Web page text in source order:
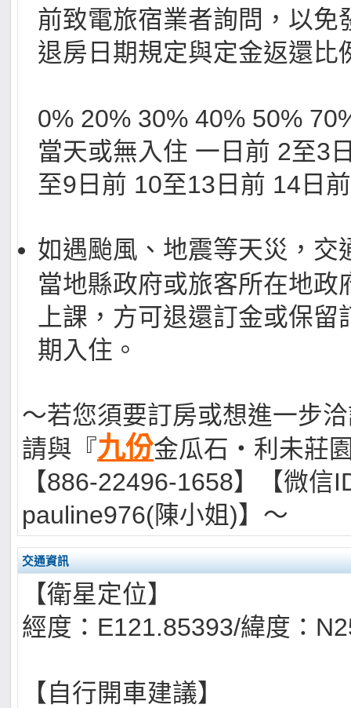
前致電旅宿業者詢問，以免
退房日期規定與定金返還比
0% 20% 30% 40% 50%
當天或無入住 一日前 2至3
至9日前 10至13日前 14日前
如遇颱風、地震等天災，交
當地縣政府或旅客所在地政
上課，方可退還訂金或保
期入住。
～若您須要訂房或想進一步
請與『九份金瓜石‧利未莊
【886-22496-1658】【微信
pauline976(陳小姐)】～
交通資訊
【衛星定位】
經度：E121.85393/緯度：
【自行開車建議】